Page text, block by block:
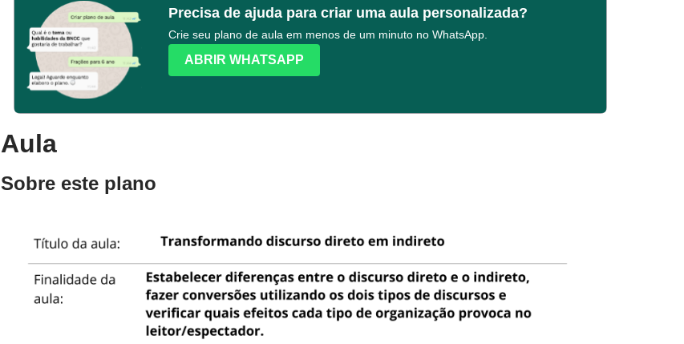
Precisa de ajuda para criar uma aula personalizada?
Crie seu plano de aula em menos de um minuto no WhatsApp.
ABRIR WHATSAPP
Aula
Sobre este plano